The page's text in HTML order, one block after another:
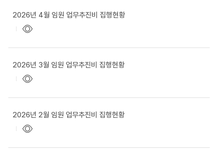
2026년 4월 임원 업무추진비 집행현황
2026년 3월 임원 업무추진비 집행현황
2026년 2월 임원 업무추진비 집행현황